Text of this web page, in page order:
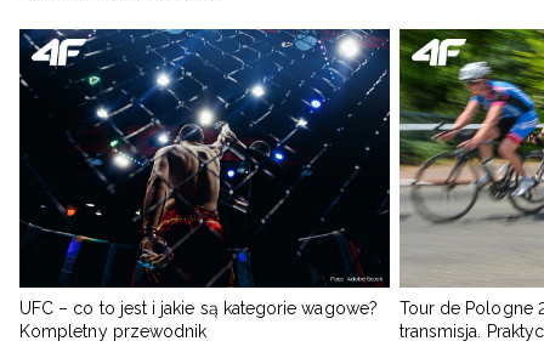
UFC – co to jest i jakie są kategorie wagowe?
Kompletny przewodnik
Tour de Pologne
transmisja.